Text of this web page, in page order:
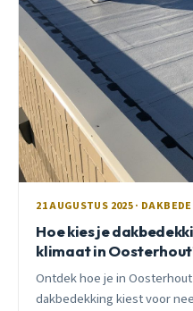
21 AUGUSTUS 2025 ·
Hoe kies je
klimaat in
Ontdek hoe je in
dakbedekking kiest voor